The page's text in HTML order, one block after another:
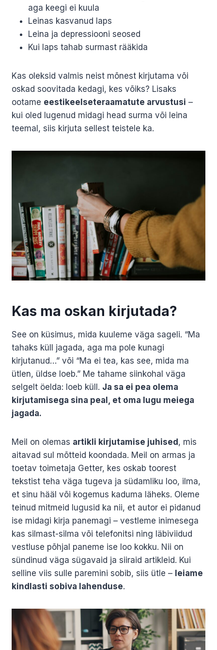
aga keegi ei kuula
Leinas kasvanud laps
Leina ja depressiooni seosed
Kui laps tahab surmast rääkida
Kas oleksid valmis neist mõnest kirjutama või
oskad soovitada kedagi, kes võiks? Lisaks
ootame eestikeelseteraamatute arvustusi –
kui oled lugenud midagi head surma või leina
teemal, siis kirjuta sellest teistele ka.
Kas ma oskan kirjutada?
See on küsimus, mida kuuleme väga sageli. “Ma
tahaks küll jagada, aga ma pole kunagi
kirjutanud…” või “Ma ei tea, kas see, mida ma
ütlen, üldse loeb.” Me tahame siinkohal väga
selgelt öelda: loeb küll. Ja sa ei pea olema
kirjutamisega sina peal, et oma lugu meiega
jagada.
Meil on olemas artikli kirjutamise juhised, mis
aitavad sul mõtteid koondada. Meil on armas ja
toetav toimetaja Getter, kes oskab toorest
tekstist teha väga tugeva ja südamliku loo, ilma,
et sinu hääl või kogemus kaduma läheks. Oleme
teinud mitmeid lugusid ka nii, et autor ei pidanud
ise midagi kirja panemagi – vestleme inimesega
kas silmast-silma või telefonitsi ning läbiviidud
vestluse põhjal paneme ise loo kokku. Nii on
sündinud väga sügavaid ja siiraid artikleid. Kui
selline viis sulle paremini sobib, siis ütle – leiame
kindlasti sobiva lahenduse.